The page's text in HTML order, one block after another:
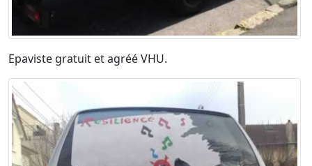
Epaviste gratuit et agréé VHU.